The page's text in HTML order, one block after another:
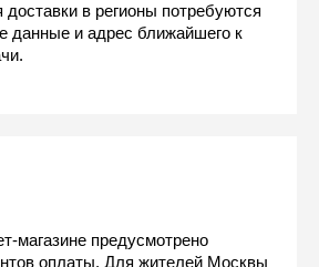
в регионы потребуются
данные и адрес ближайшего к
магазине предусмотрено
оплаты. Для жителей Москвы